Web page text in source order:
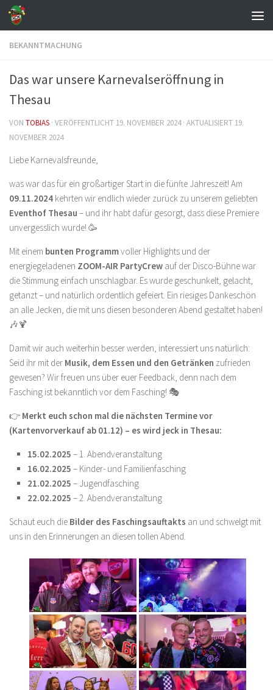
Zum Inhalt springen
BEKANNTMACHUNG
Das war unsere Karnevalseröffnung in
Thesau
VON TOBIAS · VERÖFFENTLICHT 19. NOVEMBER 2024· AKTUALISIERT 19.
NOVEMBER 2024
Liebe Karnevalsfreunde,
was war das für ein großartiger Start in die fünfte Jahreszeit! Am
09.11.2024 kehrten wir endlich wieder zurück zu unserem geliebten
Eventhof Thesau – und ihr habt dafür gesorgt, dass diese Premiere
unvergesslich wurde! 🥳
Mit einem bunten Programmvoller Highlights und der
energiegeladenen ZOOM-AIR PartyCrew auf der Disco-Bühne war
die Stimmung einfach unschlagbar. Es wurde geschunkelt, gelacht,
getanzt – und natürlich ordentlich gefeiert. Ein riesiges Dankeschön
an alle Jecken, die mit uns diesen besonderen Abend gestaltet haben!
🎶🍹
Damit wir auch weiterhin besser werden, interessiert uns natürlich:
Seid ihr mit der Musik, dem Essen und den Getränken zufrieden
gewesen? Wir freuen uns über euer Feedback, denn nach dem
Fasching ist bekanntlich vor dem Fasching! 🎭
👉 Merkt euch schon mal die nächsten Termine vor
(Kartenvorverkauf ab 01.12) – es wird jeck in Thesau:
15.02.2025 – 1. Abendveranstaltung
16.02.2025 – Kinder- und Familienfasching
21.02.2025 – Jugendfasching
22.02.2025 – 2. Abendveranstaltung
Schaut euch die Bilder des Faschingsauftakts an und schwelgt mit
uns in den Erinnerungen an diesen tollen Abend.